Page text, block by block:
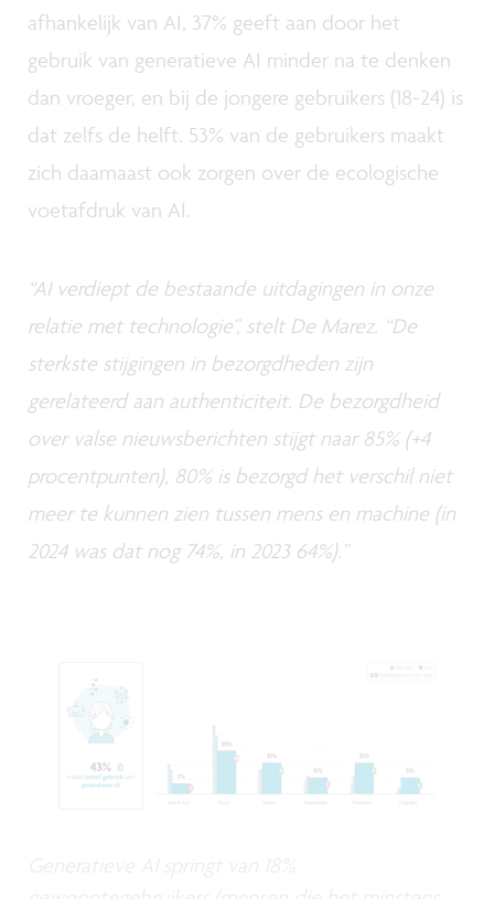
afhankelijk van AI, 37% geeft aan door het
gebruik van generatieve AI minder na te denken
dan vroeger, en bij de jongere gebruikers (18-24) is
dat zelfs de helft. 53% van de gebruikers maakt
zich daarnaast ook zorgen over de ecologische
voetafdruk van AI.
“AI verdiept de bestaande uitdagingen in onze
relatie met technologie”, stelt De Marez. “De
sterkste stijgingen in bezorgdheden zijn
gerelateerd aan authenticiteit. De bezorgdheid
over valse nieuwsberichten stijgt naar 85% (+4
procentpunten), 80% is bezorgd het verschil niet
meer te kunnen zien tussen mens en machine (in
2024 was dat nog 74%, in 2023 64%).”